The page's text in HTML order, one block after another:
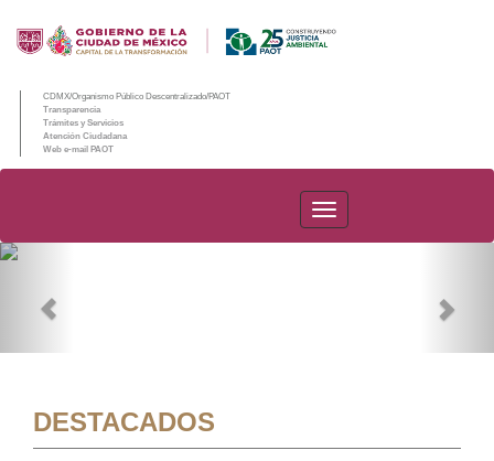
CDMX/Organismo Público Descentralizado/PAOT
Transparencia
Trámites y Servicios
Atención Ciudadana
Web e-mail PAOT
PAOT
DESTACADOS